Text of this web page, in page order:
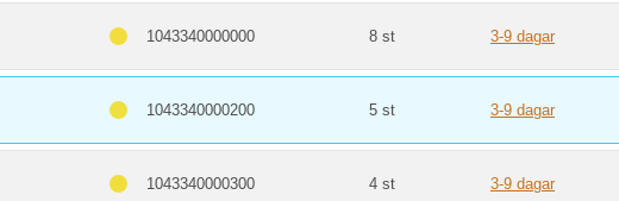
1043340000000 8 st 3-9 dagar
1043340000200 5 st 3-9 dagar
1043340000300 4 st 3-9 dagar